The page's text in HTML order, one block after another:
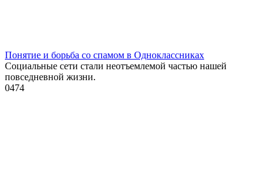
Понятие и борьба со спамом в Одноклассниках
Социальные сети стали неотъемлемой частью нашей
повседневной жизни.
0474